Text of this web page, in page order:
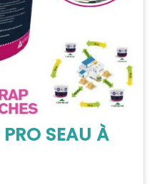
SEAU À